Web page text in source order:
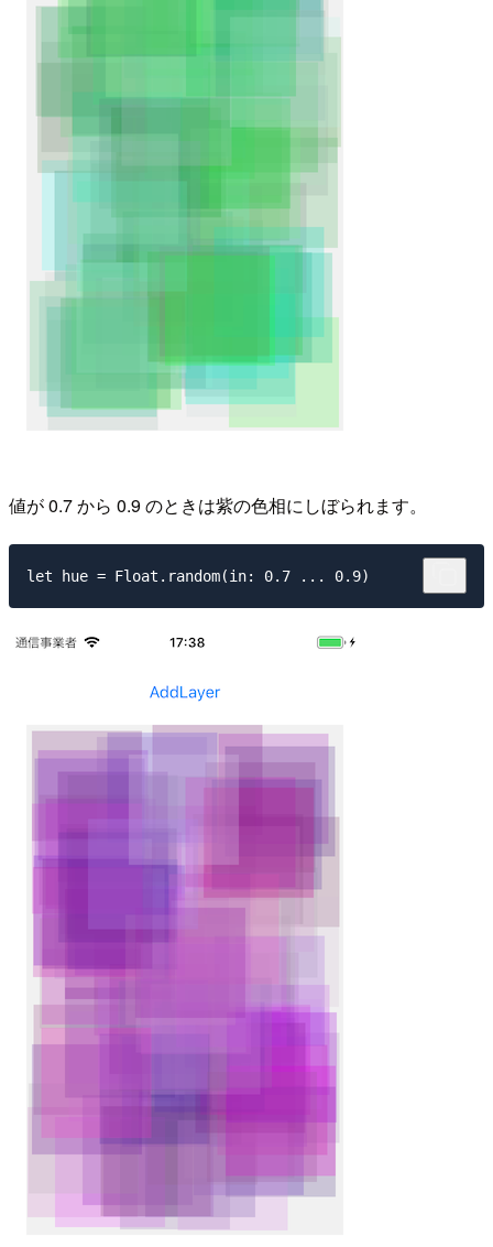
値が 0.7 から 0.9 のときは紫の色相にしぼられます。